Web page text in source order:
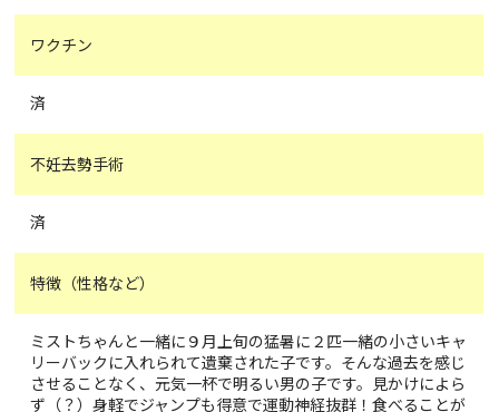
ワクチン
済
不妊去勢手術
済
特徴（性格など）
ミストちゃんと一緒に９月上旬の猛暑に２匹一緒の小さいキャ
リーバックに入れられて遺棄された子です。そんな過去を感じ
させることなく、元気一杯で明るい男の子です。見かけによら
ず（？）身軽でジャンプも得意で運動神経抜群！食べることが